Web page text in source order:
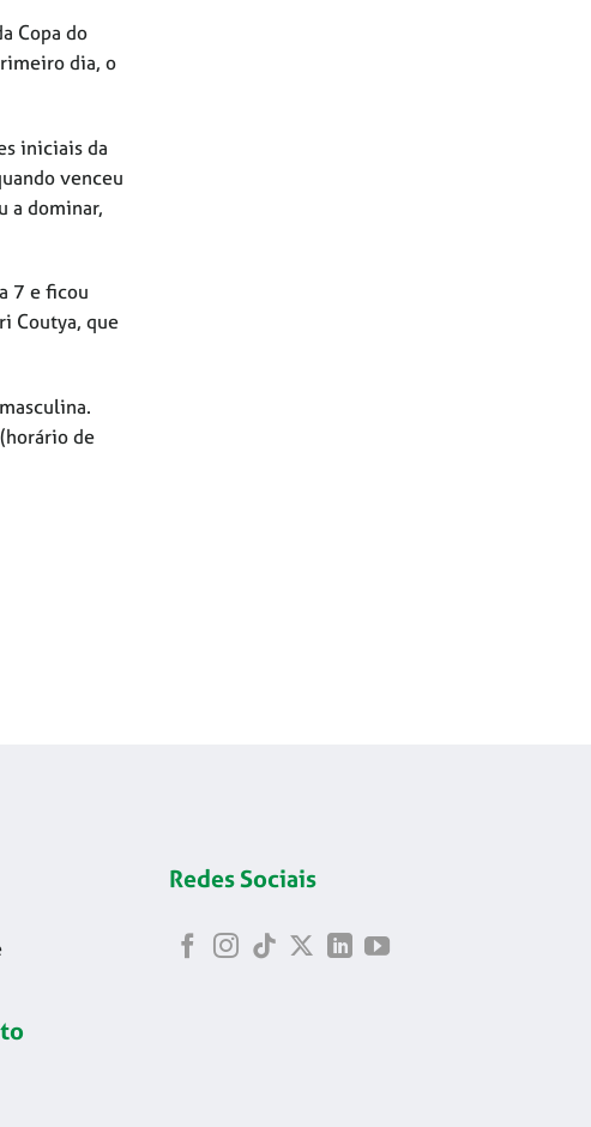
Copa do
dia, o
iniciais da
venceu
a dominar,
7 e ficou
Coutya, que
de
Redes Sociais